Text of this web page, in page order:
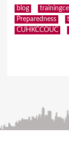
blog
Preparedness
CUHKCCOUC